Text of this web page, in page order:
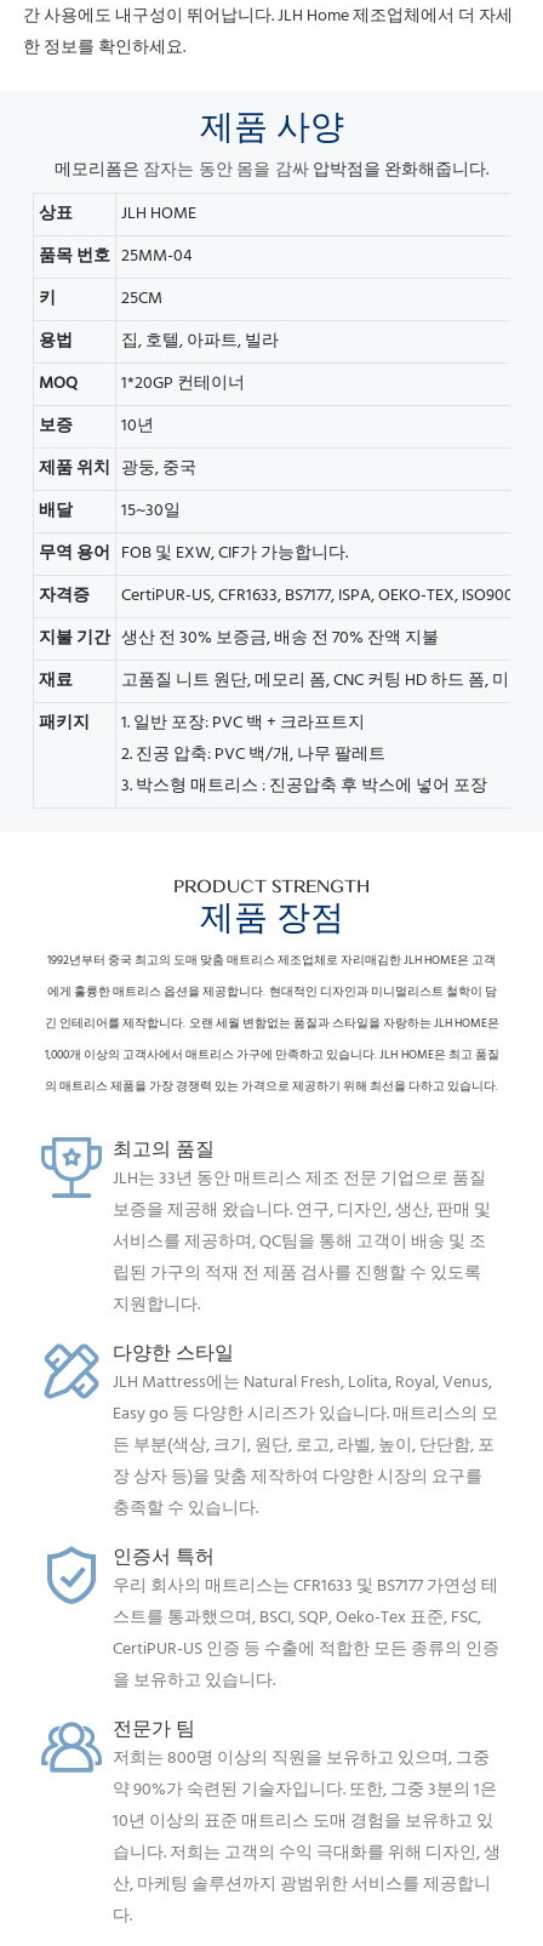
간 사용에도 내구성이 뛰어납니다.JLH Home 제조업체에서 더 자세
한 정보를 확인하세요.
제품 사양
메모리폼은 잠자는 동안 몸을 감싸 압박점을 완화해줍니다.
상표
JLH HOME
품목 번호 25MM-04
키
25CM
용법
집, 호텔, 아파트, 빌라
MOQ
1*20GP 컨테이너
보증
10년
제품 위치 광둥, 중국
배달
15~30일
무역 용어 FOB 및 EXW, CIF가 가능합니다.
자격증
CertiPUR-US, CFR1633, BS7177, ISPA, OEKO-TEX, ISO9001,
지불 기간 생산 전 30% 보증금, 배송 전 70% 잔액 지불
재료
고품질 니트 원단, 메모리 폼, CNC 커팅 HD 하드 폼, 미끄
패키지
1. 일반 포장: PVC 백 + 크라프트지
2. 진공 압축: PVC 백/개, 나무 팔레트
3. 박스형 매트리스 : 진공압축 후 박스에 넣어 포장
PRODUCT STRENGTH
제품 장점
1992년부터 중국 최고의 도매 맞춤 매트리스 제조업체로 자리매김한 JLH HOME은 고객
에게 훌륭한 매트리스 옵션을 제공합니다. 현대적인 디자인과 미니멀리스트 철학이 담
긴 인테리어를 제작합니다. 오랜 세월 변함없는 품질과 스타일을 자랑하는 JLH HOME은
1,000개 이상의 고객사에서 매트리스 가구에 만족하고 있습니다. JLH HOME은 최고 품질
의 매트리스 제품을 가장 경쟁력 있는 가격으로 제공하기 위해 최선을 다하고 있습니다.
최고의 품질
JLH는 33년 동안 매트리스 제조 전문 기업으로 품질
보증을 제공해 왔습니다. 연구, 디자인, 생산, 판매 및
서비스를 제공하며, QC팀을 통해 고객이 배송 및 조
립된 가구의 적재 전 제품 검사를 진행할 수 있도록
지원합니다.
다양한 스타일
JLH Mattress에는 Natural Fresh, Lolita, Royal, Venus,
Easy go 등 다양한 시리즈가 있습니다. 매트리스의 모
든 부분(색상, 크기, 원단, 로고, 라벨, 높이, 단단함, 포
장 상자 등)을 맞춤 제작하여 다양한 시장의 요구를
충족할 수 있습니다.
인증서 특허
우리 회사의 매트리스는 CFR1633 및 BS7177 가연성 테
스트를 통과했으며, BSCI, SQP, Oeko-Tex 표준, FSC,
CertiPUR-US 인증 등 수출에 적합한 모든 종류의 인증
을 보유하고 있습니다.
전문가 팀
저희는 800명 이상의 직원을 보유하고 있으며, 그중
약 90%가 숙련된 기술자입니다. 또한, 그중 3분의 1은
10년 이상의 표준 매트리스 도매 경험을 보유하고 있
습니다. 저희는 고객의 수익 극대화를 위해 디자인, 생
산, 마케팅 솔루션까지 광범위한 서비스를 제공합니
다.